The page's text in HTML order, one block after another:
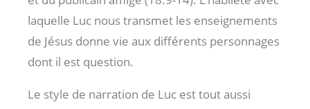
laquelle Luc nous transmet les enseignements
de Jésus donne vie aux différents personnages
dont il est question.
Le style de narration de Luc est tout aussi